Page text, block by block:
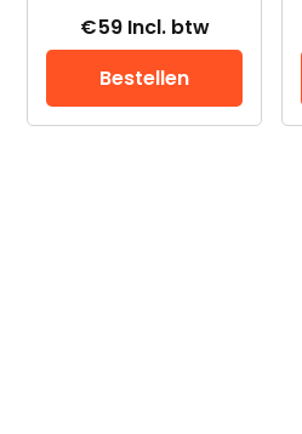
€59 Incl. btw
Bestellen